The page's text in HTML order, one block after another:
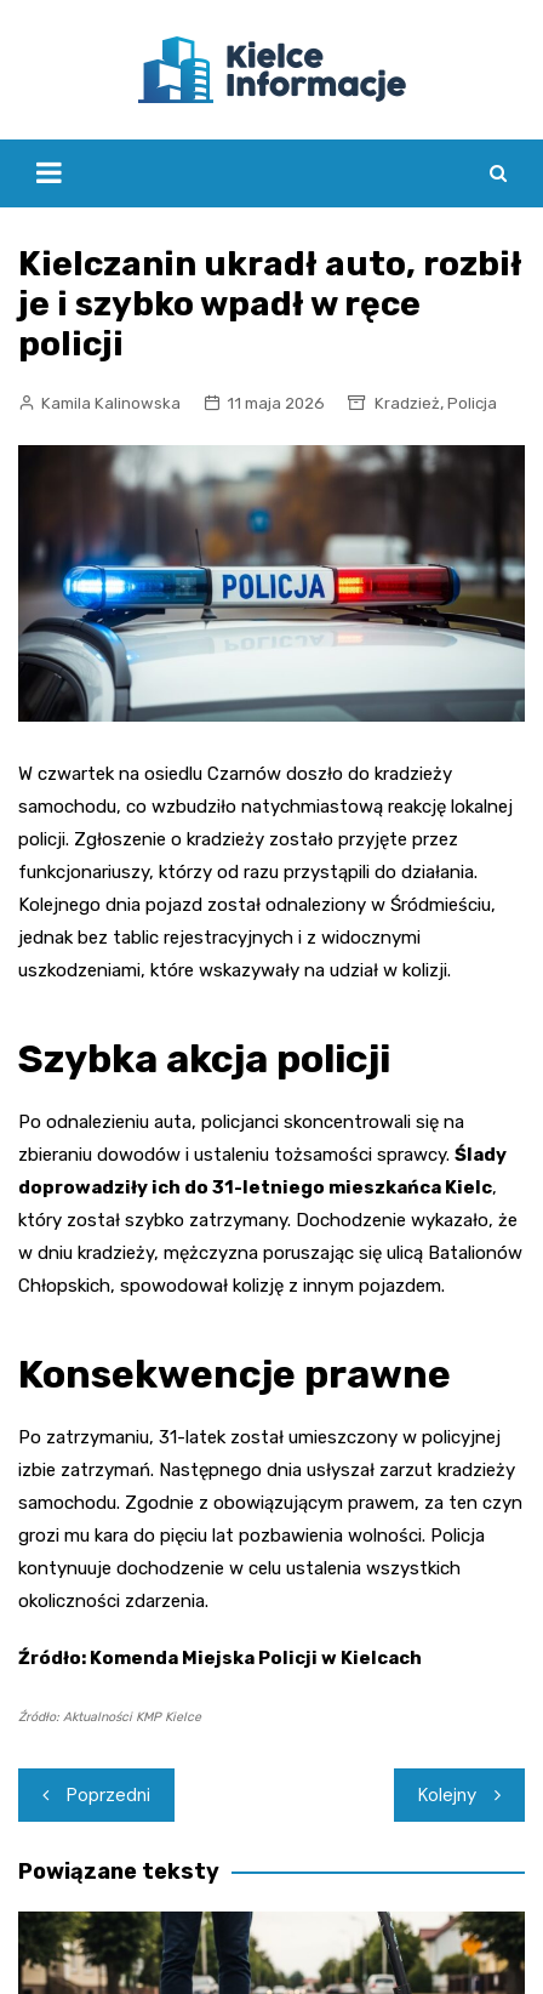
Kielczanin ukradł auto, rozbił
je i szybko wpadł w ręce
policji
Kamila Kalinowska 11 maja 2026 Kradzież, Policja
W czwartek na osiedlu Czarnów doszło do kradzieży
samochodu, co wzbudziło natychmiastową reakcję lokalnej
policji. Zgłoszenie o kradzieży zostało przyjęte przez
funkcjonariuszy, którzy od razu przystąpili do działania.
Kolejnego dnia pojazd został odnaleziony w Śródmieściu,
jednak bez tablic rejestracyjnych i z widocznymi
uszkodzeniami, które wskazywały na udział w kolizji.
Szybka akcja policji
Po odnalezieniu auta, policjanci skoncentrowali się na
zbieraniu dowodów i ustaleniu tożsamości sprawcy. Ślady
doprowadziły ich do 31-letniego mieszkańca Kielc,
który został szybko zatrzymany. Dochodzenie wykazało, że
w dniu kradzieży, mężczyzna poruszając się ulicą Batalionów
Chłopskich, spowodował kolizję z innym pojazdem.
Konsekwencje prawne
Po zatrzymaniu, 31-latek został umieszczony w policyjnej
izbie zatrzymań. Następnego dnia usłyszał zarzut kradzieży
samochodu. Zgodnie z obowiązującym prawem, za ten czyn
grozi mu kara do pięciu lat pozbawienia wolności. Policja
kontynuuje dochodzenie w celu ustalenia wszystkich
okoliczności zdarzenia.
Źródło: Komenda Miejska Policji w Kielcach
Źródło: Aktualności KMP Kielce
Nawigacja
wpisu
Poprzedni Kolejny
Powiązane teksty